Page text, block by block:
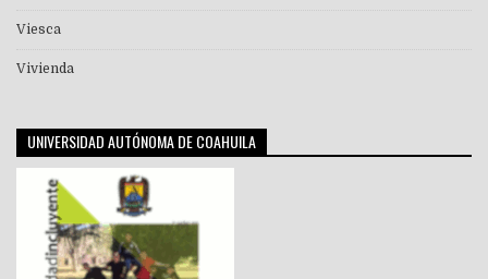
Viesca
Vivienda
UNIVERSIDAD AUTÓNOMA DE COAHUILA